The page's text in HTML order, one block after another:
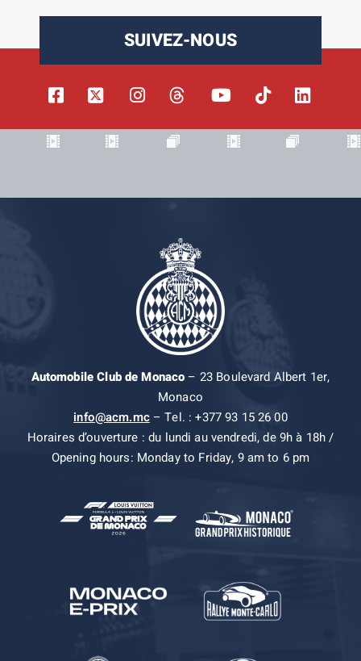
SUIVEZ-NOUS
Automobile Club de Monaco– 23 Boulevard Albert 1er,
Monaco
info@acm.mc– Tel. : +377 93 15 26 00
Horaires d’ouverture : du lundi au vendredi, de 9h à 18h /
Opening hours: Monday to Friday, 9 am to 6 pm